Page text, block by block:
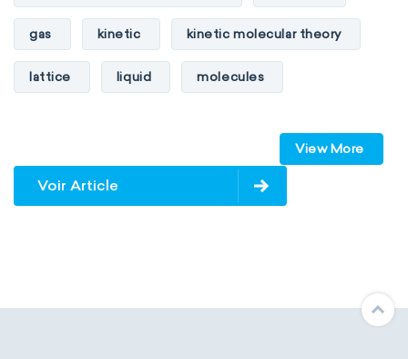
gas kinetic kinetic molecular theory
lattice liquid molecules
physical properties of matter pressure
solid temperature volume
View More
Voir Article